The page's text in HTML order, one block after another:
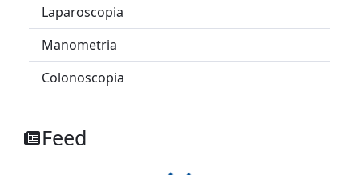
Laparoscopia
Manometria
Colonoscopia
Feed